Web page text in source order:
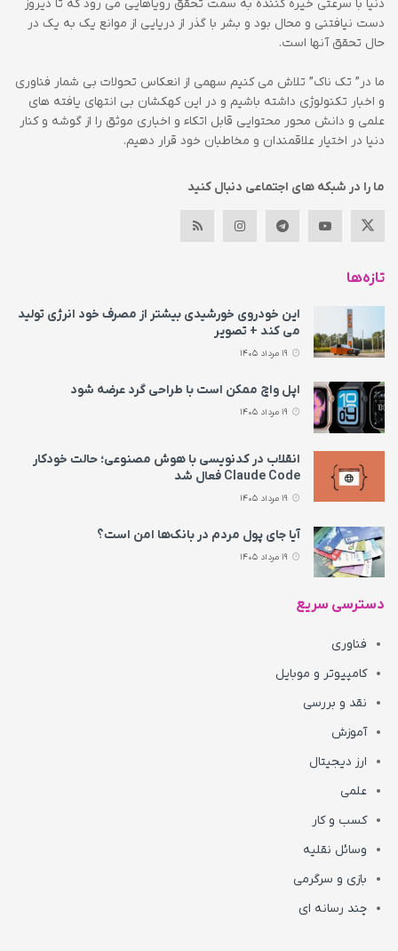
دنیا با سرعتی خیره کننده به سمت تحقق رویاهایی می رود که تا دیروز
دست نیافتنی و محال بود و بشر با گذر از دریایی از موانع یک به یک در
حال تحقق آنها است.
ما در” تک ناک” تلاش می کنیم سهمی از انعکاس تحولات بی شمار فناوری
و اخبار تکنولوژی داشته باشیم و در این کهکشان بی انتهای یافته های
علمی و دانش محور محتوایی قابل اتکاء و اخباری موثق را از گوشه و کنار
دنیا در اختیار علاقمندان و مخاطبان خود قرار دهیم.
ما را در شبکه های اجتماعی دنبال کنید
تازه‌ها
این خودروی خورشیدی بیشتر از مصرف خود انرژی تولید
می‌ کند + تصویر
19 مرداد 1405
اپل واچ ممکن است با طراحی گرد عرضه شود
19 مرداد 1405
انقلاب در کدنویسی با هوش مصنوعی؛ حالت خودکار
Claude Code فعال شد
19 مرداد 1405
آیا جای پول مردم در بانک‌ها امن است؟
19 مرداد 1405
دسترسی سریع
فناوری
کامپیوتر و موبایل
نقد و بررسی
آموزش
ارز دیجیتال
علمی
کسب و کار
وسائل نقلیه
بازی و سرگرمی
چند رسانه ای